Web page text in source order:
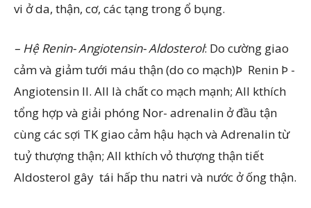
vi ở da, thận, cơ, các tạng trong ổ bụng.
– Hệ Renin- Angiotensin- Aldosterol: Do cường giao
cảm và giảm tưới máu thận (do co mạch)Þ ­ Renin Þ ­
Angiotensin II. AII là chất co mạch mạnh; AII kthích
tổng hợp và giải phóng Nor- adrenalin ở đầu tận
cùng các sợi TK giao cảm hậu hạch và Adrenalin từ
tuỷ thượng thận; AII kthích vỏ thượng thận tiết
Aldosterol gây ­ tái hấp thu natri và nước ở ống thận.